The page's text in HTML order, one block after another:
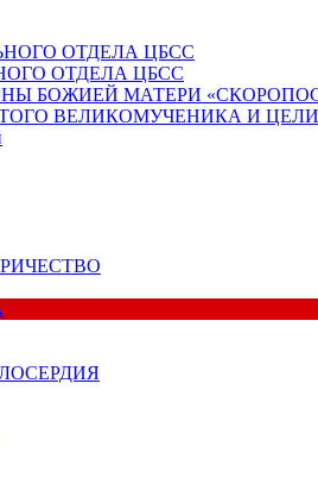
ОТДЕЛА ЦБСС
ОТДЕЛА ЦБСС
БОЖИЕЙ МАТЕРИ
ВЕЛИКОМУЧЕНИКА И